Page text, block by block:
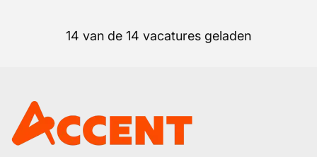
14 van de 14 vacatures geladen